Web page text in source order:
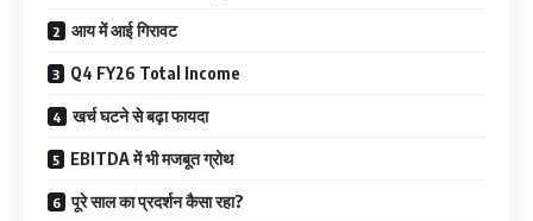
आय में आई गिरावट
Q4 FY26 Total Income
खर्च घटने से बढ़ा फायदा
EBITDA में भी मजबूत ग्रोथ
पूरे साल का प्रदर्शन कैसा रहा?